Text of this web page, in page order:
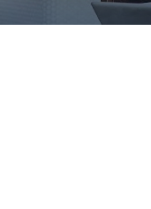
On­line test